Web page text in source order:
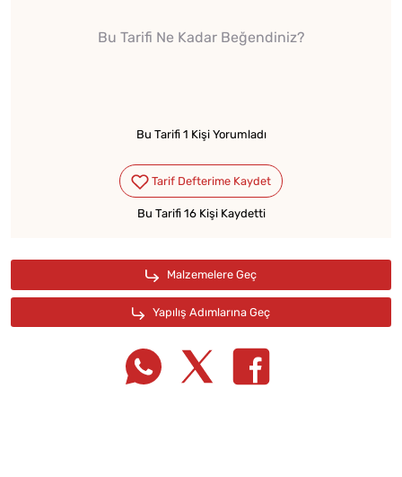
Bu Tarifi Ne Kadar Beğendiniz?
Bu Tarifi 1 Kişi Yorumladı
Bu Tarifi 16 Kişi Kaydetti